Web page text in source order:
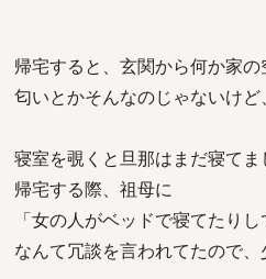
帰宅すると、玄関から何か家の
匂いとかそんなのじゃないけど
寝室を覗くと旦那はまだ寝てま
帰宅する際、祖母に
「女の人がベッドで寝てたりし
なんて冗談を言われてたので、